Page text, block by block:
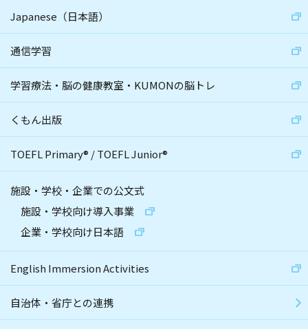
Japanese（日本語）
通信学習
学習療法・脳の健康教室・KUMONの脳トレ
くもん出版
TOEFL Primary® /TOEFL Junior®
施設・学校・企業での公文式
施設・学校向け導入事業
企業・学校向け日本語
English Immersion Activities
自治体・省庁との連携